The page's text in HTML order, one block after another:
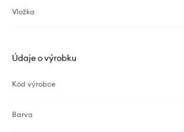
Vložka
Údaje o výrobku
Kód výrobce
Barva